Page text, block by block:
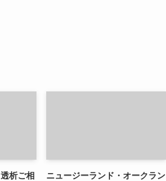
析ご相
ニュージーランド・オークラン